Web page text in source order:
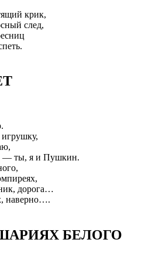
крик,
след,
— ты, я и Пушкин.
дорога…
наверно….
БЕЛОГО